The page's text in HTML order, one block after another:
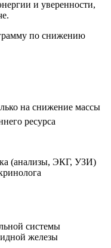
и уверенности,
по снижению
на снижение массы
ресурса
(анализы, ЭКГ, УЗИ)
системы
железы